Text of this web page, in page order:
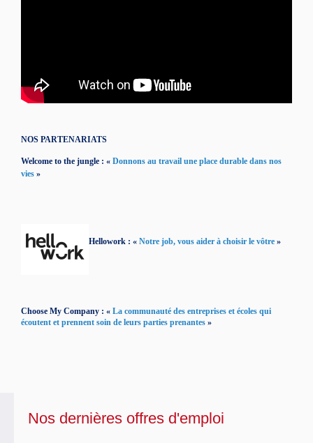
NOS PARTENARIATS
Welcome to the jungle : « Donnons au travail une place durable dans nos
vies »
Hellowork : « Notre job, vous aider à choisir le vôtre »
Choose My Company : « La communauté des entreprises et écoles qui
écoutent et prennent soin de leurs parties prenantes »
Nos dernières offres d'emploi